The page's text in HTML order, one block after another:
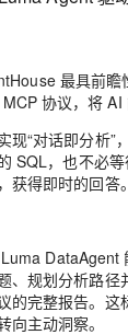
最具前
协议，将 AI
现“对话即分析”
SQL，也不必
获得即时的回答。
DataAgent
、规划分析路
的完整报告。这
向主动洞察。